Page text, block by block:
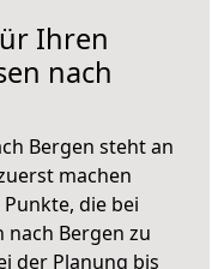
Ihren
nach
Bergen steht an
machen
die bei
nach Bergen zu
der Planung bis